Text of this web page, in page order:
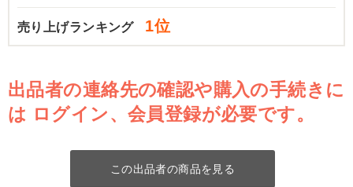
売り上げランキング 1位
出品者の連絡先の確認や購入の手続きに
は ログイン、会員登録が必要です。
この出品者の商品を見る